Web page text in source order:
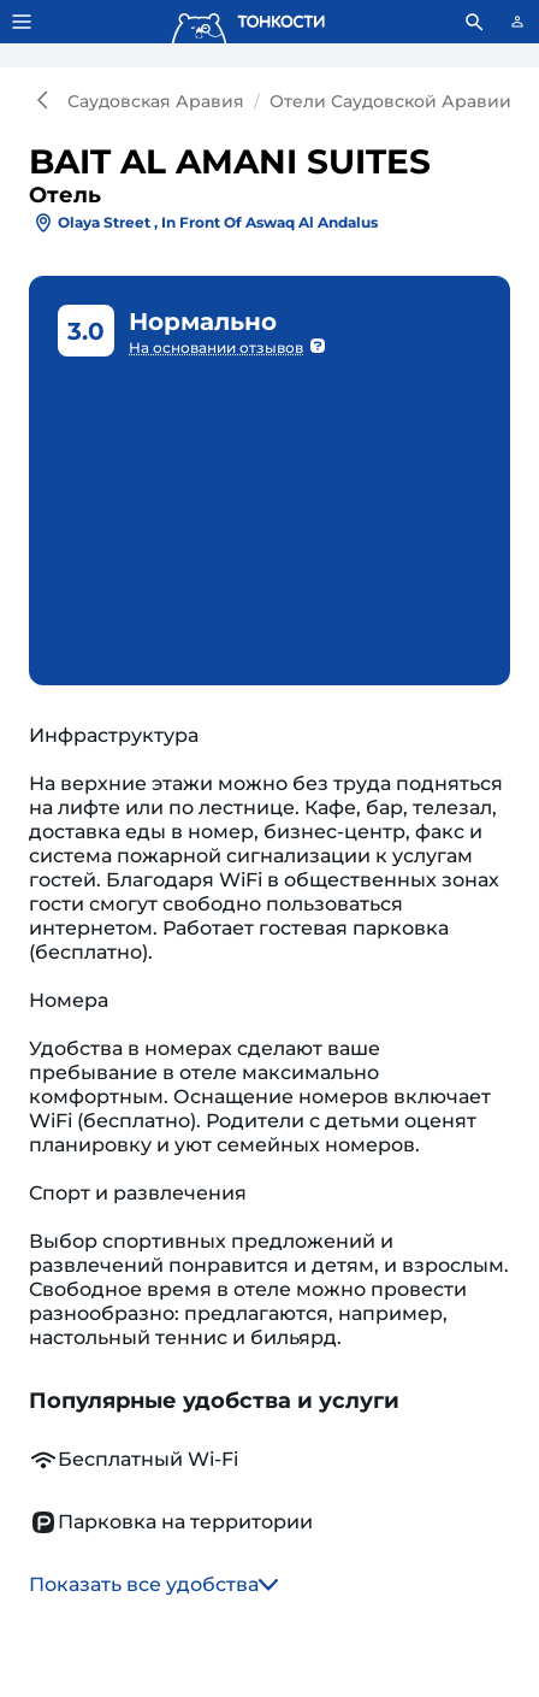
Тонкости используют сookie-файлы. Что это значит?
Саудовская Аравия Отели Саудовской Аравии
BAIT AL AMANI SUITES
Отель
Olaya Street , In Front Of Aswaq Al Andalus
3.0 Нормально
На основании отзывов
Инфраструктура
На верхние этажи можно без труда подняться
на лифте или по лестнице. Кафе, бар, телезал,
доставка еды в номер, бизнес-центр, факс и
система пожарной сигнализации к услугам
гостей. Благодаря WiFi в общественных зонах
гости смогут свободно пользоваться
интернетом. Работает гостевая парковка
(бесплатно).
Номера
Удобства в номерах сделают ваше
пребывание в отеле максимально
комфортным. Оснащение номеров включает
WiFi (бесплатно). Родители с детьми оценят
планировку и уют семейных номеров.
Спорт и развлечения
Выбор спортивных предложений и
развлечений понравится и детям, и взрослым.
Свободное время в отеле можно провести
разнообразно: предлагаются, например,
настольный теннис и бильярд.
Популярные удобства и услуги
Бесплатный Wi-Fi
Парковка на территории
Показать все удобства